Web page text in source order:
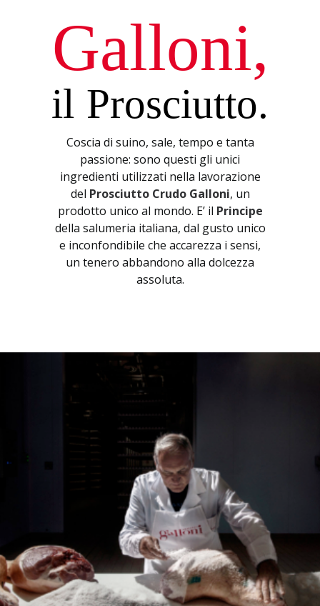
CONTATTI
ENGLISH
ITALIANO
RICERCA
Galloni,
il Prosciutto.
Coscia di suino, sale, tempo e tanta
passione: sono questi gli unici
ingredienti utilizzati nella lavorazione
del Prosciutto Crudo Galloni, un
prodotto unico al mondo. E’ il Principe
della salumeria italiana, dal gusto unico
e inconfondibile che accarezza i sensi,
un tenero abbandono alla dolcezza
assoluta.